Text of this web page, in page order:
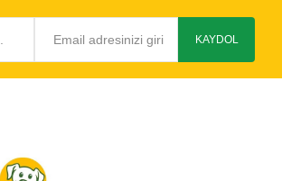
KAYDOL